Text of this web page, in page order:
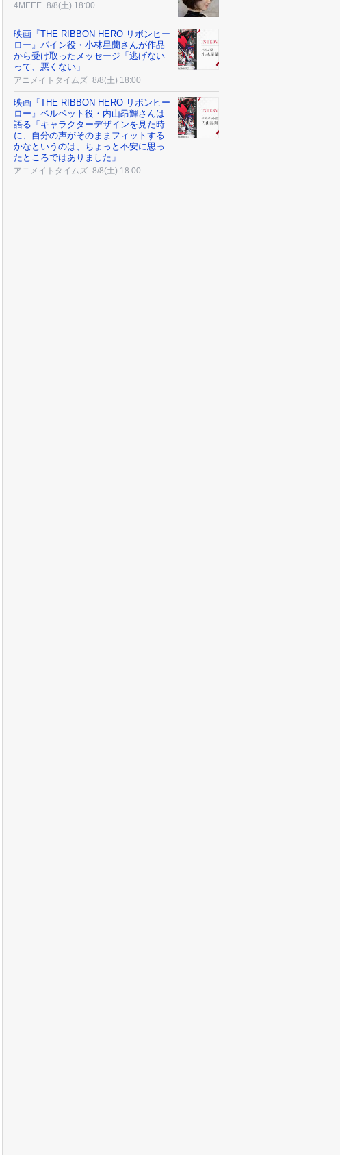
4MEEE 8/8(土) 18:00
映画『THE RIBBON HERO リボンヒー
ロー』パイン役・小林星蘭さんが作品
から受け取ったメッセージ「逃げない
って、悪くない」
アニメイトタイムズ 8/8(土) 18:00
映画『THE RIBBON HERO リボンヒー
ロー』ベルベット役・内山昂輝さんは
語る「キャラクターデザインを見た時
に、自分の声がそのままフィットする
かなというのは、ちょっと不安に思っ
たところではありました」
アニメイトタイムズ 8/8(土) 18:00